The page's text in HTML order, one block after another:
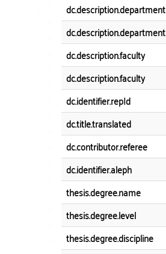
dc.description.department
dc.description.department
dc.description.faculty
dc.description.faculty
dc.identifier.repId
dc.title.translated
dc.contributor.referee
dc.identifier.aleph
thesis.degree.name
thesis.degree.level
thesis.degree.discipline